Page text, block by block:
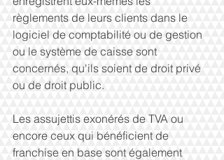
règlements de leurs clients dans le
logiciel de comptabilité ou de gestion
ou le système de caisse sont
concernés, qu'ils soient de droit privé
ou de droit public.
Les assujettis exonérés de TVA ou
encore ceux qui bénéficient de
franchise en base sont également